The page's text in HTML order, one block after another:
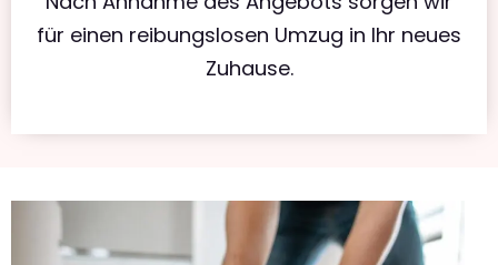
für einen reibungslosen Umzug in Ihr neues
Zuhause.